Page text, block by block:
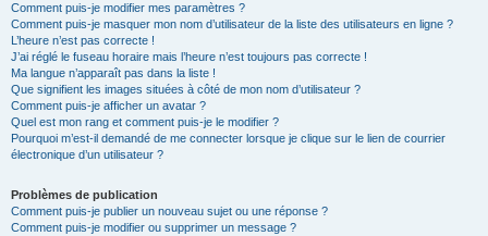
Comment puis-je modifier mes paramètres ?
Comment puis-je masquer mon nom d’utilisateur de la liste des utilisateurs en ligne ?
L’heure n’est pas correcte !
J’ai réglé le fuseau horaire mais l’heure n’est toujours pas correcte !
Ma langue n’apparaît pas dans la liste !
Que signifient les images situées à côté de mon nom d’utilisateur ?
Comment puis-je afficher un avatar ?
Quel est mon rang et comment puis-je le modifier ?
Pourquoi m’est-il demandé de me connecter lorsque je clique sur le lien de courrier
électronique d’un utilisateur ?
Problèmes de publication
Comment puis-je publier un nouveau sujet ou une réponse ?
Comment puis-je modifier ou supprimer un message ?